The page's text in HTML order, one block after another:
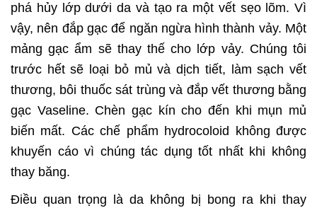
phá hủy lớp dưới da và tạo ra một vết sẹo lõm. Vì
vậy, nên đắp gạc để ngăn ngừa hình thành vảy. Một
mảng gạc ẩm sẽ thay thế cho lớp vảy. Chúng tôi
trước hết sẽ loại bỏ mủ và dịch tiết, làm sạch vết
thương, bôi thuốc sát trùng và đắp vết thương bằng
gạc Vaseline. Chèn gạc kín cho đến khi mụn mủ
biến mất. Các chế phẩm hydrocoloid không được
khuyến cáo vì chúng tác dụng tốt nhất khi không
thay băng.
Điều quan trọng là da không bị bong ra khi thay